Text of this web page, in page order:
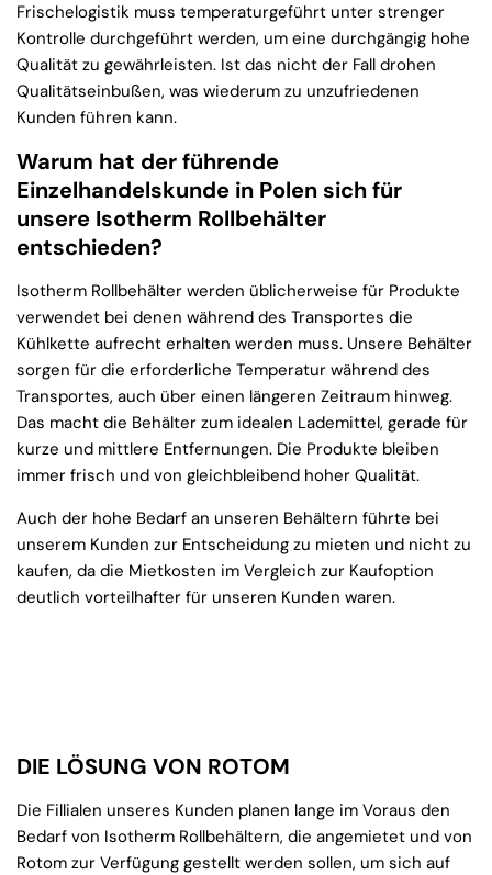
Frischelogistik muss temperaturgeführt unter strenger
Kontrolle durchgeführt werden, um eine durchgängig hohe
Qualität zu gewährleisten. Ist das nicht der Fall drohen
Qualitätseinbußen, was wiederum zu unzufriedenen
Kunden führen kann.
Warum hat der führende
Einzelhandelskunde in Polen sich für
unsere Isotherm Rollbehälter
entschieden?
Isotherm Rollbehälter werden üblicherweise für Produkte
verwendet bei denen während des Transportes die
Kühlkette aufrecht erhalten werden muss. Unsere Behälter
sorgen für die erforderliche Temperatur während des
Transportes, auch über einen längeren Zeitraum hinweg.
Das macht die Behälter zum idealen Lademittel, gerade für
kurze und mittlere Entfernungen. Die Produkte bleiben
immer frisch und von gleichbleibend hoher Qualität.
Auch der hohe Bedarf an unseren Behältern führte bei
unserem Kunden zur Entscheidung zu mieten und nicht zu
kaufen, da die Mietkosten im Vergleich zur Kaufoption
deutlich vorteilhafter für unseren Kunden waren.
DIE LÖSUNG VON ROTOM
Die Fillialen unseres Kunden planen lange im Voraus den
Bedarf von Isotherm Rollbehältern, die angemietet und von
Rotom zur Verfügung gestellt werden sollen, um sich auf